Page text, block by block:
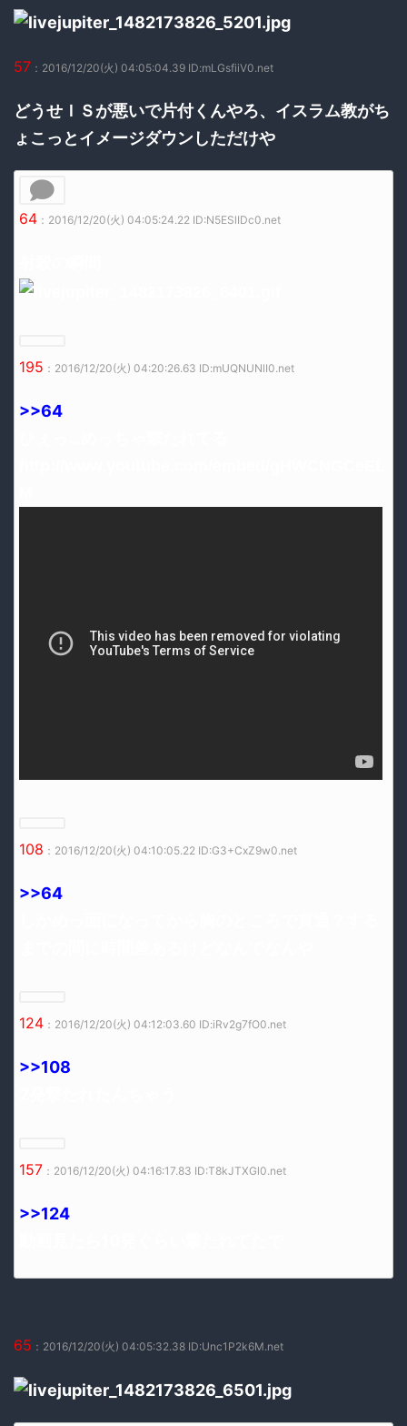
57 ：2016/12/20(火) 04:05:04.39 ID:mLGsfiiV0.net
どうせＩＳが悪いで片付くんやろ、イスラム教がち
ょこっとイメージダウンしただけや
64 ：2016/12/20(火) 04:05:24.22 ID:N5ESlIDc0.net
195 ：2016/12/20(火) 04:20:26.63 ID:mUQNUNlI0.net
>>64
108 ：2016/12/20(火) 04:10:05.22 ID:G3+CxZ9w0.net
>>64
124 ：2016/12/20(火) 04:12:03.60 ID:iRv2g7fO0.net
>>108
157 ：2016/12/20(火) 04:16:17.83 ID:T8kJTXGl0.net
>>124
65 ：2016/12/20(火) 04:05:32.38 ID:Unc1P2k6M.net